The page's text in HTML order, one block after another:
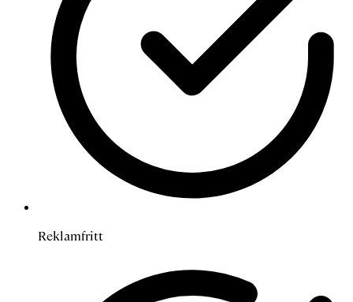
Reklamfritt